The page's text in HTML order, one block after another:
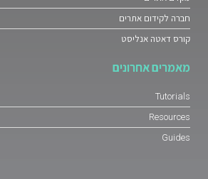
חברה לקידום אתרים
קורס דאטה אנליסט
מאמרים אחרונים
Tutorials
Resources
Guides